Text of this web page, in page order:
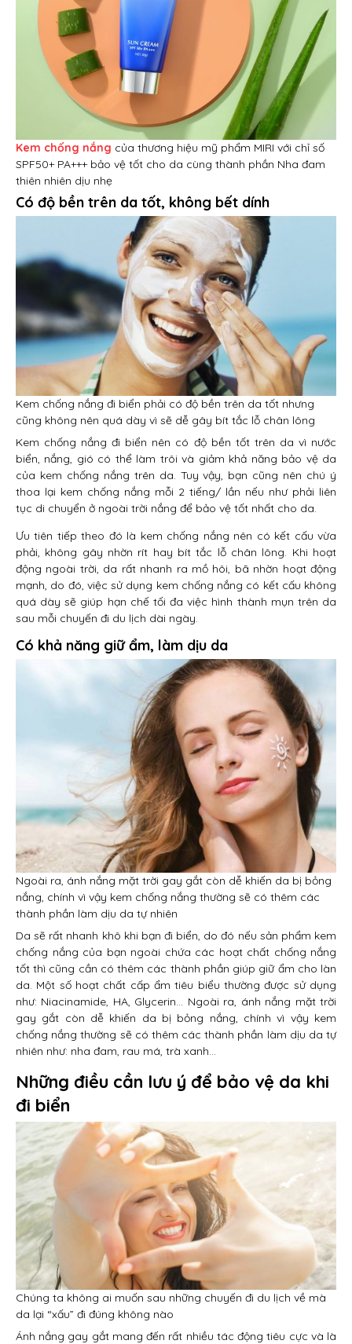
Kem chống nắng của thương hiệu mỹ phẩm MIRI với chỉ số
SPF50+ PA+++ bảo vệ tốt cho da cùng thành phần Nha đam
thiên nhiên dịu nhẹ
Có độ bền trên da tốt, không bết dính
Kem chống nắng đi biển phải có độ bền trên da tốt nhưng
cũng không nên quá dày vì sẽ dễ gây bít tắc lỗ chân lông
Kem chống nắng đi biển nên có độ bền tốt trên da vì nước
biển, nắng, gió có thể làm trôi và giảm khả năng bảo vệ da
của kem chống nắng trên da. Tuy vậy, bạn cũng nên chú ý
thoa lại kem chống nắng mỗi 2 tiếng/ lần nếu như phải liên
tục di chuyển ở ngoài trời nắng để bảo vệ tốt nhất cho da.
Ưu tiên tiếp theo đó là kem chống nắng nên có kết cấu vừa
phải, không gây nhờn rít hay bít tắc lỗ chân lông. Khi hoạt
động ngoài trời, da rất nhanh ra mồ hôi, bã nhờn hoạt động
mạnh, do đó, việc sử dụng kem chống nắng có kết cấu không
quá dày sẽ giúp hạn chế tối đa việc hình thành mụn trên da
sau mỗi chuyến đi du lịch dài ngày.
Có khả năng giữ ẩm, làm dịu da
Ngoài ra, ánh nắng mặt trời gay gắt còn dễ khiến da bị bỏng
nắng, chính vì vậy kem chống nắng thường sẽ có thêm các
thành phần làm dịu da tự nhiên
Da sẽ rất nhanh khô khi bạn đi biển, do đó nếu sản phẩm kem
chống nắng của bạn ngoài chứa các hoạt chất chống nắng
tốt thì cũng cần có thêm các thành phần giúp giữ ẩm cho làn
da. Một số hoạt chất cấp ẩm tiêu biểu thường được sử dụng
như: Niacinamide, HA, Glycerin… Ngoài ra, ánh nắng mặt trời
gay gắt còn dễ khiến da bị bỏng nắng, chính vì vậy kem
chống nắng thường sẽ có thêm các thành phần làm dịu da tự
nhiên như: nha đam, rau má, trà xanh…
Những điều cần lưu ý để bảo vệ da khi
đi biển
Chúng ta không ai muốn sau những chuyến đi du lịch về mà
da lại “xấu” đi đúng không nào
Ánh nắng gay gắt mang đến rất nhiều tác động tiêu cực và là